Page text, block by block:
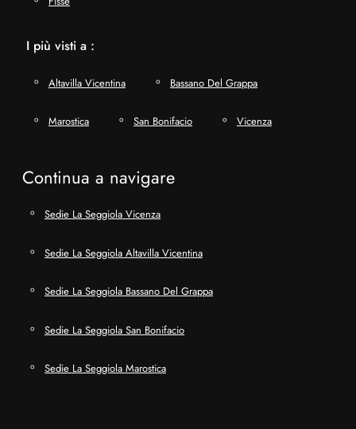
I più visti a :
Altavilla Vicentina Bassano Del Grappa
Marostica San Bonifacio Vicenza
Continua a navigare
Sedie La Seggiola Vicenza
Sedie La Seggiola Altavilla Vicentina
Sedie La Seggiola Bassano Del Grappa
Sedie La Seggiola San Bonifacio
Sedie La Seggiola Marostica